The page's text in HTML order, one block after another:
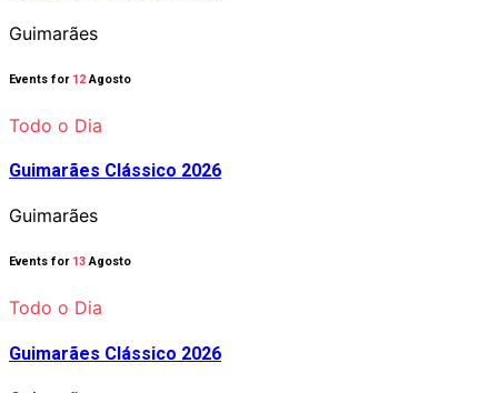
Guimarães
Events for 12Agosto
Todo o Dia
Guimarães Clássico 2026
Guimarães
Events for 13Agosto
Todo o Dia
Guimarães Clássico 2026